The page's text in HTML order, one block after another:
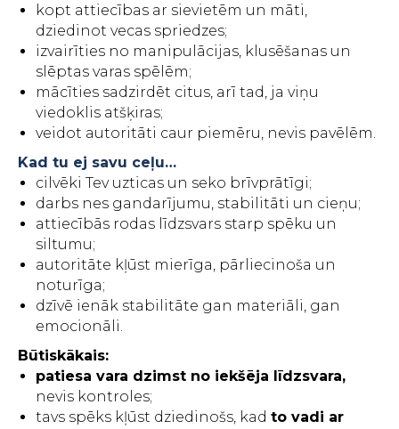
kopt attiecības ar sievietēm un māti,
dziedinot vecas spriedzes;
izvairīties no manipulācijas, klusēšanas un
slēptas varas spēlēm;
mācīties sadzirdēt citus, arī tad, ja viņu
viedoklis atšķiras;
veidot autoritāti caur piemēru, nevis pavēlēm.
Kad tu ej savu ceļu…
cilvēki Tev uzticas un seko brīvprātīgi;
darbs nes gandarījumu, stabilitāti un cieņu;
attiecībās rodas līdzsvars starp spēku un
siltumu;
autoritāte kļūst mierīga, pārliecinoša un
noturīga;
dzīvē ienāk stabilitāte gan materiāli, gan
emocionāli.
Būtiskākais:
patiesa vara dzimst no iekšēja līdzsvara,
nevis kontroles;
tavs spēks kļūst dziedinošs, kad to vadi ar